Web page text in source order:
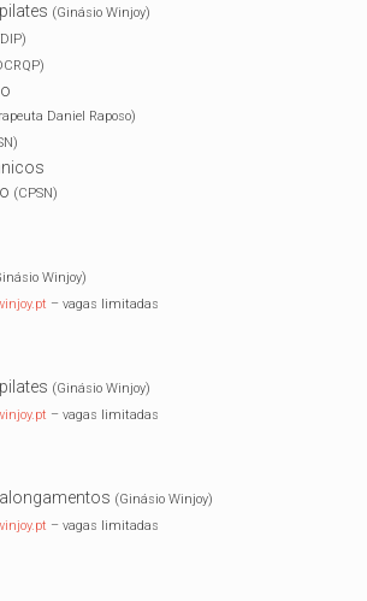
(Ginásio Winjoy)
Daniel Raposo)
(CPSN)
Winjoy)
– vagas limitadas
(Ginásio Winjoy)
– vagas limitadas
(Ginásio Winjoy)
– vagas limitadas